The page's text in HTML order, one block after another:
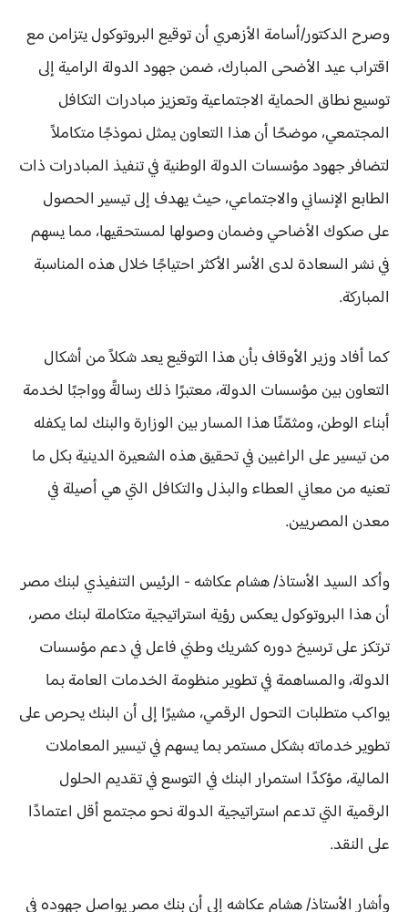
وصرح الدكتور/أسامة الأزهري أن توقيع البروتوكول يتزامن مع
اقتراب عيد الأضحى المبارك، ضمن جهود الدولة الرامية إلى
توسيع نطاق الحماية الاجتماعية وتعزيز مبادرات التكافل
المجتمعي، موضحًا أن هذا التعاون يمثل نموذجًا متكاملاً
لتضافر جهود مؤسسات الدولة الوطنية في تنفيذ المبادرات ذات
الطابع الإنساني والاجتماعي، حيث يهدف إلى تيسير الحصول
على صكوك الأضاحي وضمان وصولها لمستحقيها، مما يسهم
في نشر السعادة لدى الأسر الأكثر احتياجًا خلال هذه المناسبة
المباركة.
كما أفاد وزير الأوقاف بأن هذا التوقيع يعد شكلاً من أشكال
التعاون بين مؤسسات الدولة، معتبرًا ذلك رسالةً وواجبًا لخدمة
أبناء الوطن، ومثمّنًا هذا المسار بين الوزارة والبنك لما يكفله
من تيسير على الراغبين في تحقيق هذه الشعيرة الدينية بكل ما
تعنيه من معاني العطاء والبذل والتكافل التي هي أصيلة في
معدن المصريين.
وأكد السيد الأستاذ/ هشام عكاشه - الرئيس التنفيذي لبنك مصر
أن هذا البروتوكول يعكس رؤية استراتيجية متكاملة لبنك مصر،
ترتكز على ترسيخ دوره كشريك وطني فاعل في دعم مؤسسات
الدولة، والمساهمة في تطوير منظومة الخدمات العامة بما
يواكب متطلبات التحول الرقمي، مشيرًا إلى أن البنك يحرص على
تطوير خدماته بشكل مستمر بما يسهم في تيسير المعاملات
المالية، مؤكدًا استمرار البنك في التوسع في تقديم الحلول
الرقمية التي تدعم استراتيجية الدولة نحو مجتمع أقل اعتمادًا
على النقد.
وأشار الأستاذ/ هشام عكاشه إلى أن بنك مصر يواصل جهوده في